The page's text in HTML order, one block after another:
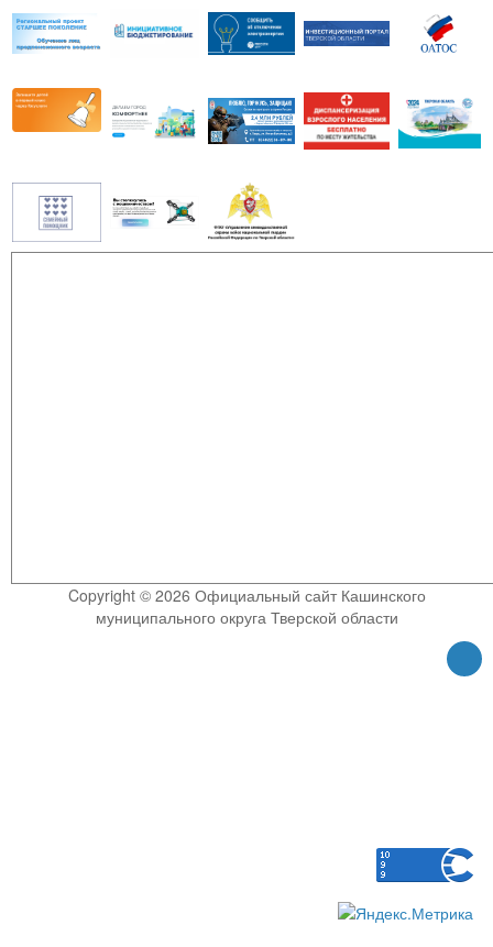
Copyright © 2026 Официальный сайт Кашинского
муниципального округа Тверской области